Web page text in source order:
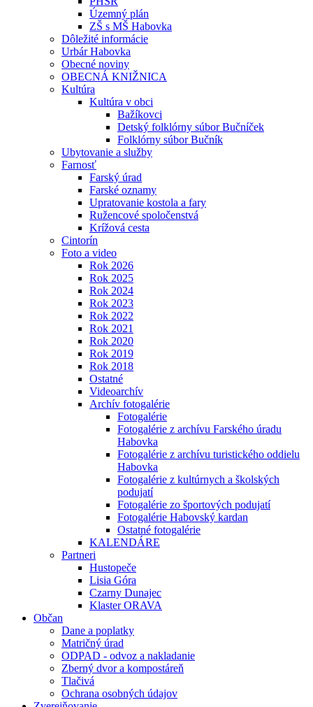
Územný plán
ZŠ s MŠ Habovka
Dôležité informácie
Urbár Habovka
Obecné noviny
OBECNÁ KNIŽNICA
Kultúra
Kultúra v obci
Bažíkovci
Detský folklórny súbor Bučníček
Folklórny súbor Bučník
Ubytovanie a služby
Farnosť
Farský úrad
Farské oznamy
Upratovanie kostola a fary
Ružencové spoločenstvá
Krížová cesta
Cintorín
Foto a video
Rok 2026
Rok 2025
Rok 2024
Rok 2023
Rok 2022
Rok 2021
Rok 2020
Rok 2019
Rok 2018
Ostatné
Videoarchív
Archív fotogalérie
Fotogalérie
Fotogalérie z archívu Farského úradu
Habovka
Fotogalérie z archívu turistického oddielu
Habovka
Fotogalérie z kultúrnych a školských
podujatí
Fotogalérie zo športových podujatí
Fotogalérie Habovský kardan
Ostatné fotogalérie
KALENDÁRE
Partneri
Hustopeče
Lisia Góra
Czarny Dunajec
Klaster ORAVA
Občan
Dane a poplatky
Matričný úrad
ODPAD - odvoz a nakladanie
Zberný dvor a kompostáreň
Tlačivá
Ochrana osobných údajov